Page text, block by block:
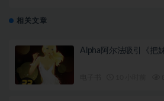
相关文章
Alpha阿尔法吸引《把